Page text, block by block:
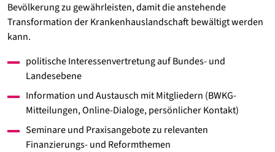
Bevölkerung zu gewährleisten, damit die anstehende
Transformation der Krankenhauslandschaft bewältigt werden
kann.
politische Interessenvertretung auf Bundes- und
Landesebene
Information und Austausch mit Mitgliedern (BWKG-
Mitteilungen, Online-Dialoge, persönlicher Kontakt)
Seminare und Praxisangebote zu relevanten
Finanzierungs- und Reformthemen